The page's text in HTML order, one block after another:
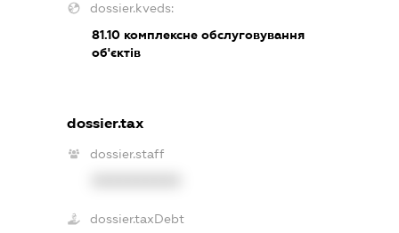
dossier.kveds:
81.10 комплексне обслуговування
об'єктів
dossier.tax
dossier.staff
dossier.taxDebt